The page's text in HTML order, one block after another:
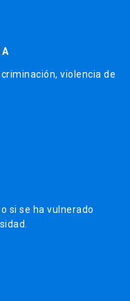
violencia de
si se ha vulnerado